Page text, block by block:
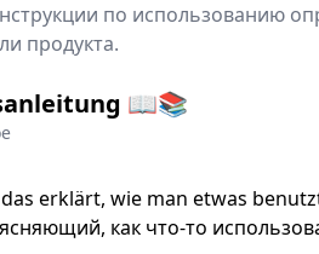
по использованию
продукта.
📖📚
erklärt, wie man etwas
как что-то